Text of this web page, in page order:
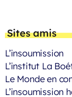
Sites amis
L’insoumission
L’institut La
Le Monde en
L’insoumission